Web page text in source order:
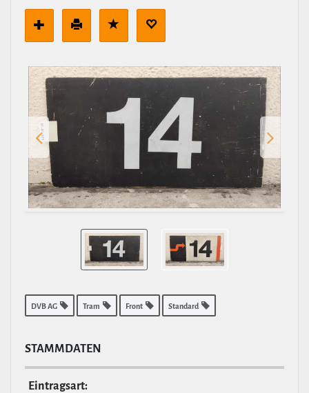
DVB AG Tram Front Standard
STAMM­DATEN
Ein­tragsart: